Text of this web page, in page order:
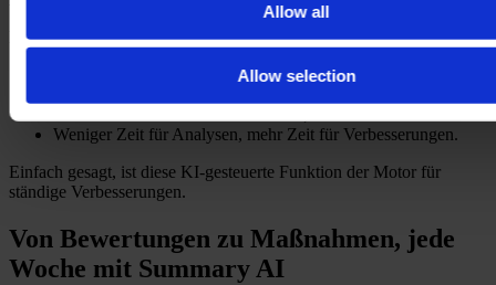
Allow all
Allow selection
Hoteliers, die es auf der TrustYou CX-Plattform nutzen, berichten:
Schnellere Reaktionszeiten für Gäste;
Weniger Zeit für Analysen, mehr Zeit für Verbesserungen.
Einfach gesagt, ist diese KI-gesteuerte Funktion der Motor für
ständige Verbesserungen.
Von Bewertungen zu Maßnahmen, jede
Woche mit Summary AI